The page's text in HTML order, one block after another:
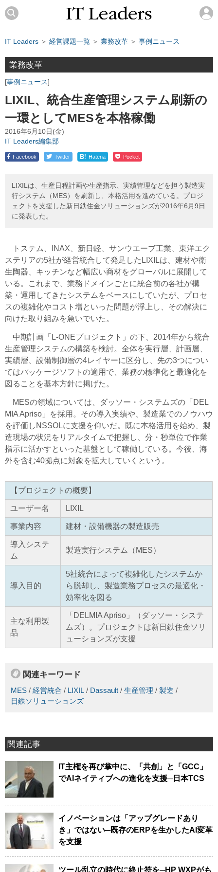
IT Leaders ＞ 経営課題一覧 ＞ 業務改革 ＞ 事例ニュース
業務改革
事例ニュース
LIXIL、統合生産管理システム刷新の
一環としてMESを本格稼働
2016年6月10日(金)
IT Leaders編集部
Facebook Twitter ! Hatena Pocket
LIXILは、生産日程計画や生産指示、実績管理などを担う製造実
行システム（MES）を刷新し、本格活用を進めている。プロジ
ェクトを支援した新日鉄住金ソリューションズが2016年6月9日
に発表した。
トステム、INAX、新日軽、サンウエーブ工業、東洋エク
ステリアの5社が経営統合して発足したLIXILは、建材や衛
生陶器、キッチンなど幅広い商材をグローバルに展開して
いる。これまで、業務ドメインごとに統合前の各社が構
築・運用してきたシステムをベースにしていたが、プロセ
スの複雑化やコスト増といった問題が浮上し、その解決に
向けた取り組みを急いでいた。
中期計画「L-ONEプロジェクト」の下、2014年から統合
生産管理システムの構築を検討。全体を実行層、計画層、
実績層、設備制御層の4レイヤーに区分し、先の3つについ
てはパッケージソフトの適用で、業務の標準化と最適化を
図ることを基本方針に掲げた。
MESの領域については、ダッソー・システムズの「DEL
MIA Apriso」を採用。その導入実績や、製造業でのノウハウ
を評価しNSSOLに支援を仰いだ。既に本格活用を始め、製
造現場の状況をリアルタイムで把握し、分・秒単位で作業
指示に活かすといった基盤として稼働している。今後、海
外を含む40拠点に対象を拡大していくという。
【プロジェクトの概要】
ユーザー名 LIXIL
事業内容 建材・設備機器の製造販売
導入システ
ム
製造実行システム（MES）
導入目的
5社統合によって複雑化したシステムか
ら脱却し、製造業務プロセスの最適化・
効率化を図る
主な利用製
品
「DELMIA Apriso」（ダッソー・システ
ムズ）。プロジェクトは新日鉄住金ソリ
ューションズが支援
関連キーワード
MES / 経営統合 / LIXIL / Dassault / 生産管理 / 製造 /
日鉄ソリューションズ
関連記事
IT主権を再び掌中に、「共創」と「GCC」
でAIネイティブへの進化を支援─日本TCS
イノベーションは「アップグレードあり
き」ではない─既存のERPを生かしたAI変革
を支援
ツール乱立の時代に終止符を─HP WXPがも